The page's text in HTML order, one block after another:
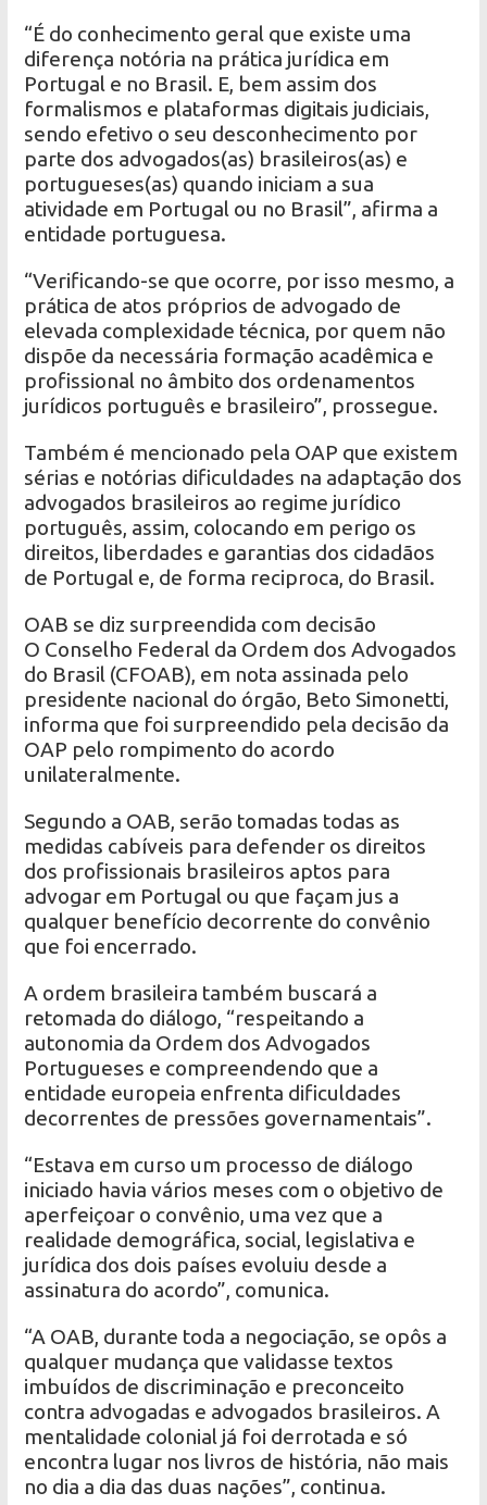
“É do conhecimento geral que existe uma
diferença notória na prática jurídica em
Portugal e no Brasil. E, bem assim dos
formalismos e plataformas digitais judiciais,
sendo efetivo o seu desconhecimento por
parte dos advogados(as) brasileiros(as) e
portugueses(as) quando iniciam a sua
atividade em Portugal ou no Brasil”, afirma a
entidade portuguesa.
“Verificando-se que ocorre, por isso mesmo, a
prática de atos próprios de advogado de
elevada complexidade técnica, por quem não
dispõe da necessária formação acadêmica e
profissional no âmbito dos ordenamentos
jurídicos português e brasileiro”, prossegue.
Também é mencionado pela OAP que existem
sérias e notórias dificuldades na adaptação dos
advogados brasileiros ao regime jurídico
português, assim, colocando em perigo os
direitos, liberdades e garantias dos cidadãos
de Portugal e, de forma reciproca, do Brasil.
OAB se diz surpreendida com decisão
O Conselho Federal da Ordem dos Advogados
do Brasil (CFOAB), em nota assinada pelo
presidente nacional do órgão, Beto Simonetti,
informa que foi surpreendido pela decisão da
OAP pelo rompimento do acordo
unilateralmente.
Segundo a OAB, serão tomadas todas as
medidas cabíveis para defender os direitos
dos profissionais brasileiros aptos para
advogar em Portugal ou que façam jus a
qualquer benefício decorrente do convênio
que foi encerrado.
A ordem brasileira também buscará a
retomada do diálogo, “respeitando a
autonomia da Ordem dos Advogados
Portugueses e compreendendo que a
entidade europeia enfrenta dificuldades
decorrentes de pressões governamentais”.
“Estava em curso um processo de diálogo
iniciado havia vários meses com o objetivo de
aperfeiçoar o convênio, uma vez que a
realidade demográfica, social, legislativa e
jurídica dos dois países evoluiu desde a
assinatura do acordo”, comunica.
“A OAB, durante toda a negociação, se opôs a
qualquer mudança que validasse textos
imbuídos de discriminação e preconceito
contra advogadas e advogados brasileiros. A
mentalidade colonial já foi derrotada e só
encontra lugar nos livros de história, não mais
no dia a dia das duas nações”, continua.